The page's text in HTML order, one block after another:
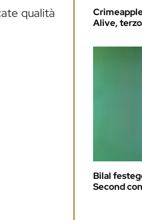
qualità
Alive,
Bilal
Second